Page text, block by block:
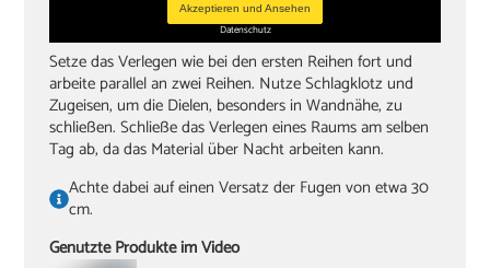
Akzeptieren und Ansehen
Datenschutz
Setze das Verlegen wie bei den ersten Reihen fort und
arbeite parallel an zwei Reihen. Nutze Schlagklotz und
Zugeisen, um die Dielen, besonders in Wandnähe, zu
schließen. Schließe das Verlegen eines Raums am selben
Tag ab, da das Material über Nacht arbeiten kann.
Achte dabei auf einen Versatz der Fugen von etwa 30
cm.
Genutzte Produkte im Video